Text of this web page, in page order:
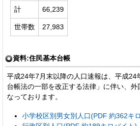
計 66,239
世帯数 27,983
資料:住民基本台帳
平成24年7月末以降の人口速報は、平成24
台帳法の一部を改正する法律」に伴い、外
なっております。
小学校区別男女別人口(PDF 約362キ